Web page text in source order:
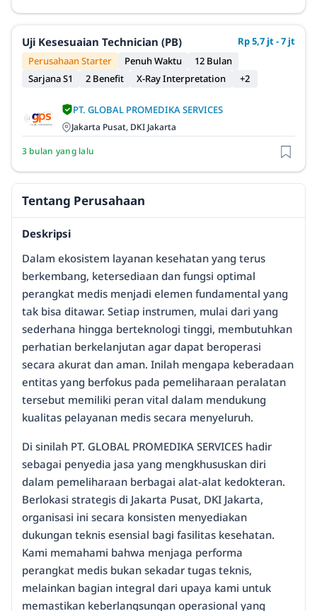
Uji Kesesuaian Technician (PB)
Rp 5,7 jt - 7 jt
Perusahaan Starter
Penuh Waktu
12 Bulan
Sarjana S1
2 Benefit X-Ray Interpretation +2
PT. GLOBAL PROMEDIKA SERVICES
Jakarta Pusat, DKI Jakarta
3 bulan yang lalu
Tentang Perusahaan
Deskripsi
Dalam ekosistem layanan kesehatan yang terus
berkembang, ketersediaan dan fungsi optimal
perangkat medis menjadi elemen fundamental yang
tak bisa ditawar. Setiap instrumen, mulai dari yang
sederhana hingga berteknologi tinggi, membutuhkan
perhatian berkelanjutan agar dapat beroperasi
secara akurat dan aman. Inilah mengapa keberadaan
entitas yang berfokus pada pemeliharaan peralatan
tersebut memiliki peran vital dalam mendukung
kualitas pelayanan medis secara menyeluruh.
Di sinilah PT. GLOBAL PROMEDIKA SERVICES hadir
sebagai penyedia jasa yang mengkhususkan diri
dalam pemeliharaan berbagai alat-alat kedokteran.
Berlokasi strategis di Jakarta Pusat, DKI Jakarta,
organisasi ini secara konsisten menyediakan
dukungan teknis esensial bagi fasilitas kesehatan.
Kami memahami bahwa menjaga performa
perangkat medis bukan sekadar tugas teknis,
melainkan bagian integral dari upaya kami untuk
memastikan keberlangsungan operasional yang